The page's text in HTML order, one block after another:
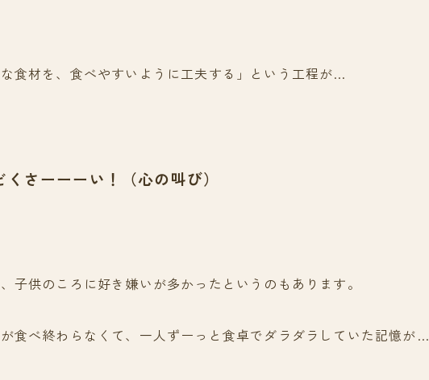
な食材を、食べやすいように工夫する」という工程が…
くさーーーい！（心の叫び）
子供のころに好き嫌いが多かったというのもあります。
食べ終わらなくて、一人ずーっと食卓でダラダラしていた記憶が…